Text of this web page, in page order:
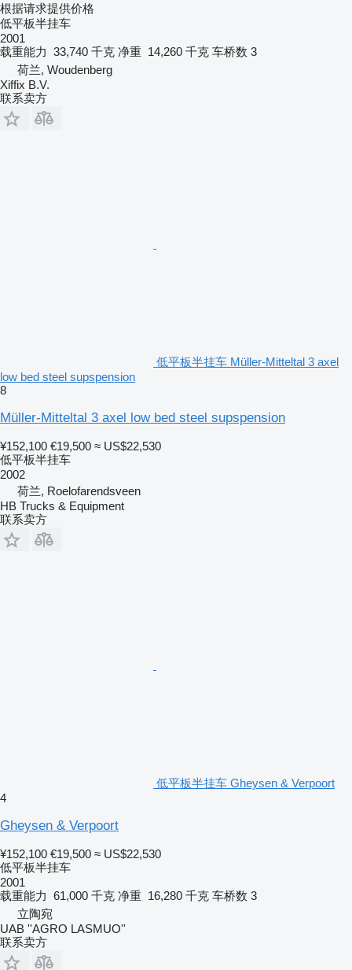
根据请求提供价格
低平板半挂车
2001
载重能力 33,740 千克 净重 14,260 千克 车桥数 3
荷兰, Woudenberg
Xiffix B.V.
联系卖方
低平板半挂车 Müller-Mitteltal 3 axel
low bed steel supspension
8
Müller-Mitteltal 3 axel low bed steel supspension
¥152,100 €19,500 ≈ US$22,530
低平板半挂车
2002
荷兰, Roelofarendsveen
HB Trucks & Equipment
联系卖方
低平板半挂车 Gheysen & Verpoort
4
Gheysen & Verpoort
¥152,100 €19,500 ≈ US$22,530
低平板半挂车
2001
载重能力 61,000 千克 净重 16,280 千克 车桥数 3
立陶宛
UAB ''AGRO LASMUO''
联系卖方